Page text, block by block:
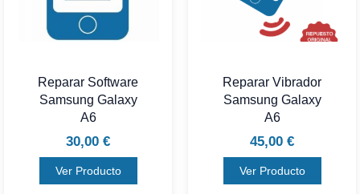
Reparar Software
Samsung Galaxy
A6
30,00 €
Ver Producto
Reparar Vibrador
Samsung Galaxy
A6
45,00 €
Ver Producto